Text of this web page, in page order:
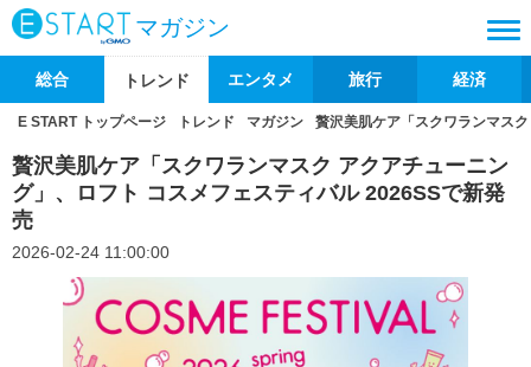
マガジン
総合 トレンド エンタメ 旅行 経済
E START トップページ トレンド マガジン 贅沢美肌ケア「スクワランマス
贅沢美肌ケア「スクワランマスク アクアチューニン
グ」、ロフト コスメフェスティバル 2026SSで新発
売
2026-02-24 11:00:00